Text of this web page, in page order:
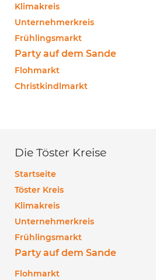
Klimakreis
Unternehmerkreis
Frühlingsmarkt
Party auf dem Sande
Flohmarkt
Christkindlmarkt
Die Töster Kreise
Startseite
Töster Kreis
Klimakreis
Unternehmerkreis
Frühlingsmarkt
Party auf dem Sande
Flohmarkt